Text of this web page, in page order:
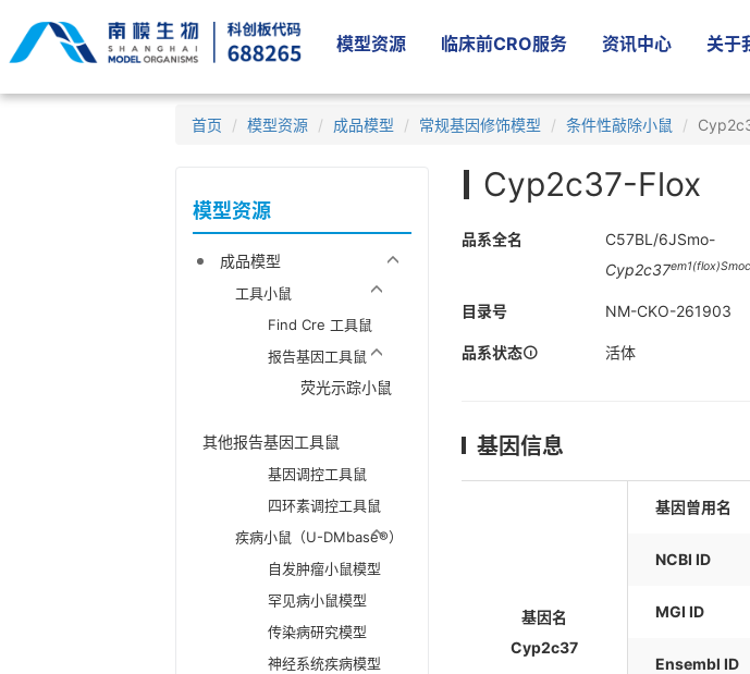
模型资源 临床前CRO服务 资讯中心 关于
首页 模型资源 成品模型 常规基因修饰模型 条件性敲除小鼠
模型资源
成品模型
工具小鼠
Find Cre 工具鼠
报告基因工具鼠
荧光示踪小鼠
其他报告基因工具鼠
基因调控工具鼠
四环素调控工具鼠
疾病小鼠（U-DMbase®）
自发肿瘤小鼠模型
罕见病小鼠模型
传染病研究模型
神经系统疾病模型
Cyp2c37-Flox
品系全名
C57BL/6JSmo-
Cyp2c37em1(flox)Smoc
目录号 NM-CKO-261903
品系状态 活体
基因信息
基因名
Cyp2c37
基因曾用名
NCBI ID
MGI ID
Ensembl ID